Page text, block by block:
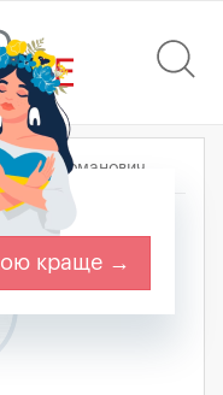
Романович
краще →